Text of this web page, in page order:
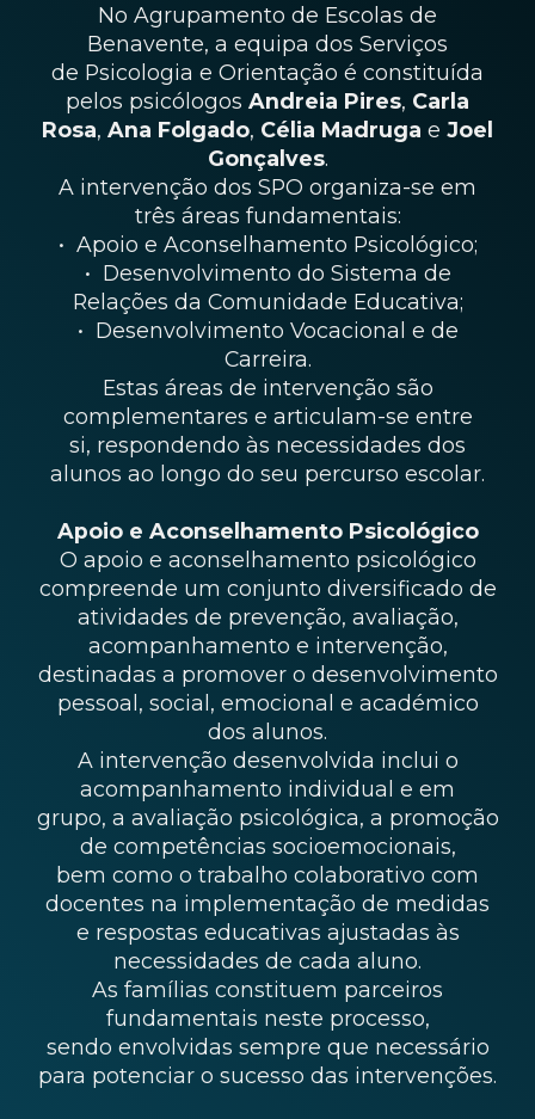
No Agrupamento de Escolas de
Benavente, a equipa dos Serviços
de Psicologia e Orientação é constituída
pelos psicólogos Andreia Pires, Carla
Rosa, Ana Folgado, Célia Madruga e Joel
Gonçalves.
A intervenção dos SPO organiza-se em
três áreas fundamentais:
• Apoio e Aconselhamento Psicológico;
• Desenvolvimento do Sistema de
Relações da Comunidade Educativa;
• Desenvolvimento Vocacional e de
Carreira.
Estas áreas de intervenção são
complementares e articulam-se entre
si, respondendo às necessidades dos
alunos ao longo do seu percurso escolar.
Apoio e Aconselhamento Psicológico
O apoio e aconselhamento psicológico
compreende um conjunto diversificado de
atividades de prevenção, avaliação,
acompanhamento e intervenção,
destinadas a promover o desenvolvimento
pessoal, social, emocional e académico
dos alunos.
A intervenção desenvolvida inclui o
acompanhamento individual e em
grupo, a avaliação psicológica, a promoção
de competências socioemocionais,
bem como o trabalho colaborativo com
docentes na implementação de medidas
e respostas educativas ajustadas às
necessidades de cada aluno.
As famílias constituem parceiros
fundamentais neste processo,
sendo envolvidas sempre que necessário
para potenciar o sucesso das intervenções.